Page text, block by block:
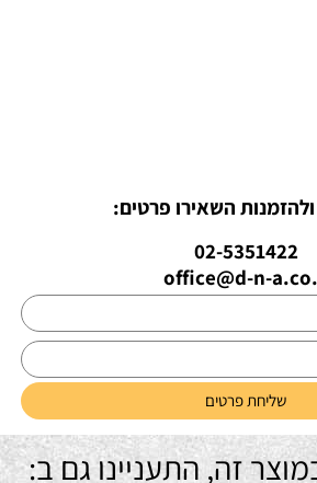
השאירו פרטים:
02-5351422
office@d-n-
זה, התעניינו גם ב: